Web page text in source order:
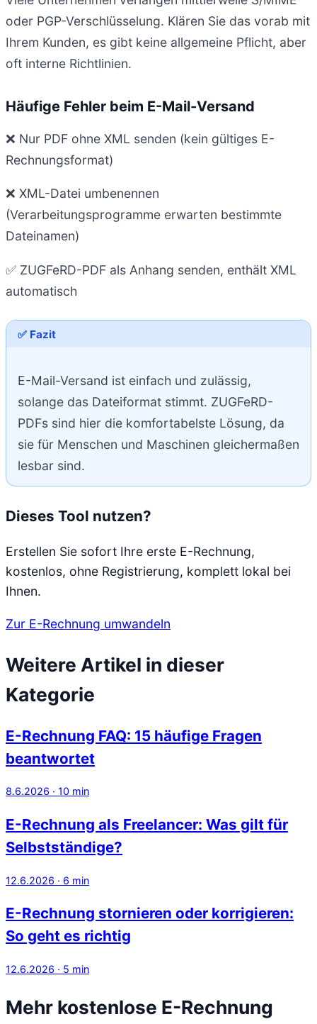
oder PGP-Verschlüsselung. Klären Sie das vorab mit
Ihrem Kunden, es gibt keine allgemeine Pflicht, aber
oft interne Richtlinien.
Häufige Fehler beim E-Mail-Versand
❌ Nur PDF ohne XML senden (kein gültiges E-
Rechnungsformat)
❌ XML-Datei umbenennen
(Verarbeitungsprogramme erwarten bestimmte
Dateinamen)
✅ ZUGFeRD-PDF als Anhang senden, enthält XML
automatisch
✅ Fazit
E-Mail-Versand ist einfach und zulässig,
solange das Dateiformat stimmt. ZUGFeRD-
PDFs sind hier die komfortabelste Lösung, da
sie für Menschen und Maschinen gleichermaßen
lesbar sind.
Dieses Tool nutzen?
Erstellen Sie sofort Ihre erste E-Rechnung,
kostenlos, ohne Registrierung, komplett lokal bei
Ihnen.
Zur E-Rechnung umwandeln
Weitere Artikel in dieser
Kategorie
E-Rechnung FAQ: 15 häufige Fragen
beantwortet
8.6.2026 · 10 min
E-Rechnung als Freelancer: Was gilt für
Selbstständige?
12.6.2026 · 6 min
E-Rechnung stornieren oder korrigieren:
So geht es richtig
12.6.2026 · 5 min
Mehr kostenlose E-Rechnung